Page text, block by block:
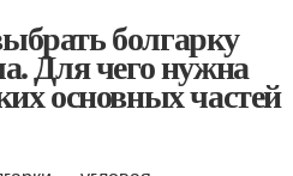
болгарку
Для чего нужна
основных частей